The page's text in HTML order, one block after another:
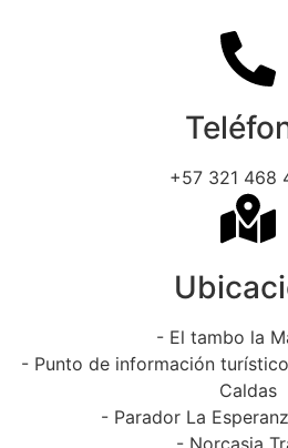
+57 321 468
- El tambo la
- Punto de información
Caldas
- Parador La